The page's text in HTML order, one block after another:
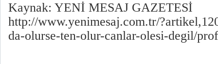
Kaynak: YENİ MESAJ GAZETESİ
http://www.yenimesaj.com.tr/
da-olurse-ten-olur-canlar-olesi-degil/